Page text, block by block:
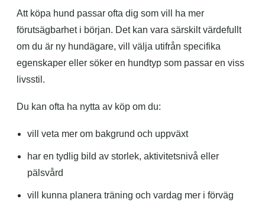
Att köpa hund passar ofta dig som vill ha mer
förutsägbarhet i början. Det kan vara särskilt värdefullt
om du är ny hundägare, vill välja utifrån specifika
egenskaper eller söker en hundtyp som passar en viss
livsstil.
Du kan ofta ha nytta av köp om du:
vill veta mer om bakgrund och uppväxt
har en tydlig bild av storlek, aktivitetsnivå eller
pälsvård
vill kunna planera träning och vardag mer i förväg